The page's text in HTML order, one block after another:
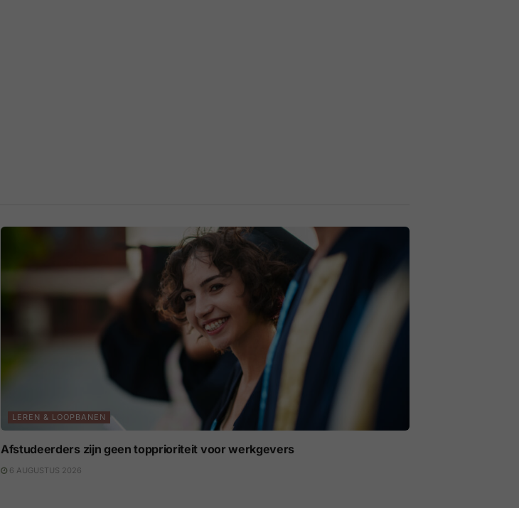
LEREN & LOOPBANEN
Afstudeerders zijn geen topprioriteit voor werkgevers
6 AUGUSTUS 2026